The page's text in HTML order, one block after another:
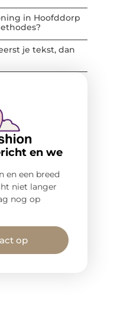
in Hoofddorp
je tekst, dan
en we
en een breed
niet langer
nog op
op